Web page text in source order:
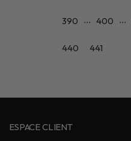
390 ... 400 ...
440 441
ESPACE CLIENT